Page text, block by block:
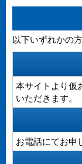
以下いずれかの
本サイトより
いただきます。
お電話にてお申